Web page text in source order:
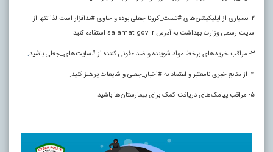
۲- بسیاری از اپلیکیشن‌های #تست_کرونا جعلی بوده و حاوی #بدافزار است لذا تنها از
سایت رسمی وزارت بهداشت به آدرس salamat.gov.ir استفاده کنید.
۳- مراقب خریدهای برخط مواد شوینده و ضد عفونی کننده از #سایت‌های_جعلی باشید
.
۴- از منابع خبری نامعتبر و اعتماد به #اخبار_جعلی و شایعات پرهیز کنید.
۵- مراقب پیامک‌های دریافت کمک برای بیمارستان‌ها باشید.